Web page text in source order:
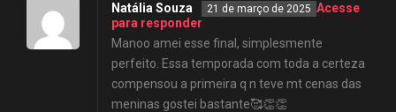
Natália Souza 21 de março de 2025 Acesse
para responder
Manoo amei esse final, simplesmente
perfeito. Essa temporada com toda a certeza
compensou a primeira q n teve mt cenas das
meninas gostei bastante🥰👏👏